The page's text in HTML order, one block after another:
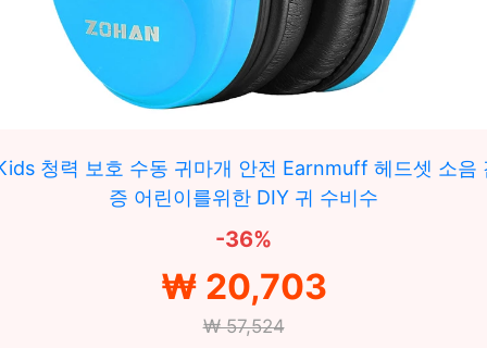
청력 보호 수동 귀마개 안전 Earnmuff 헤드셋 소음
증 어린이를위한 DIY 귀 수비수
-36%
₩ 20,703
₩ 57,524